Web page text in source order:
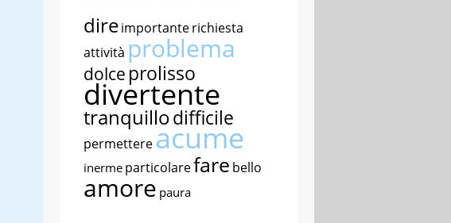
direimportanterichiesta
attività problema
dolce prolisso
divertente
tranquillodifficile
permettereacume
inerme particolarefare bello
amore paura